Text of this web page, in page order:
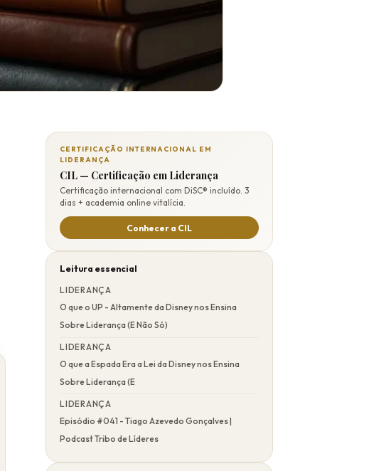
CERTIFICAÇÃO INTERNACIONAL EM
LIDERANÇA
CIL — Certificação em Liderança
Certificação internacional com DiSC® incluído. 3
dias + academia online vitalícia.
Conhecer a CIL
Leitura essencial
LIDERANÇA
O que o UP - Altamente da Disney nos Ensina
Sobre Liderança (E Não Só)
LIDERANÇA
O que a Espada Era a Lei da Disney nos Ensina
Sobre Liderança (E
LIDERANÇA
Episódio #041 - Tiago Azevedo Gonçalves |
Podcast Tribo de Líderes